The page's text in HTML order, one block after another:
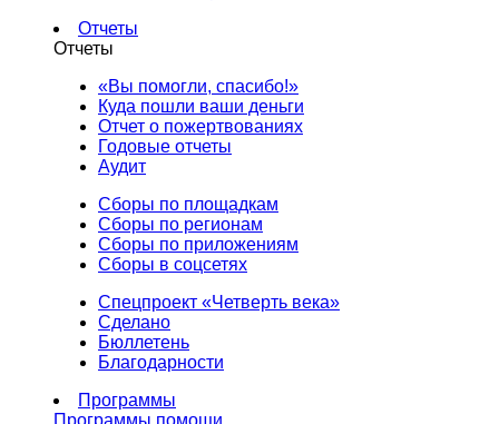
Отчеты
Отчеты
«Вы помогли, спасибо!»
Куда пошли ваши деньги
Отчет о пожертвованиях
Годовые отчеты
Аудит
Сборы по площадкам
Сборы по регионам
Сборы по приложениям
Сборы в соцсетях
Спецпроект «Четверть века»
Сделано
Бюллетень
Благодарности
Программы
Программы помощи